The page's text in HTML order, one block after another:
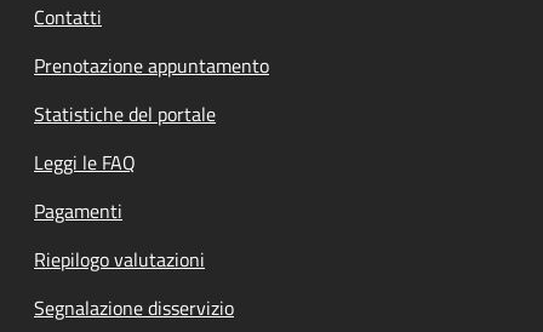
Contatti
Prenotazione appuntamento
Statistiche del portale
Leggi le FAQ
Pagamenti
Riepilogo valutazioni
Segnalazione disservizio